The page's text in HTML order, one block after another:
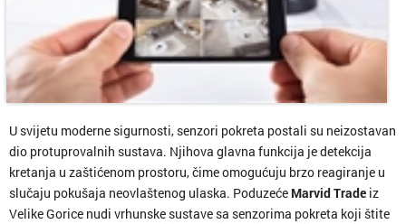
U svijetu moderne sigurnosti, senzori pokreta postali su neizostavan
dio protuprovalnih sustava. Njihova glavna funkcija je detekcija
kretanja u zaštićenom prostoru, čime omogućuju brzo reagiranje u
slučaju pokušaja neovlaštenog ulaska. Poduzeće Marvid Trade iz
Velike Gorice nudi vrhunske sustave sa senzorima pokreta koji štite